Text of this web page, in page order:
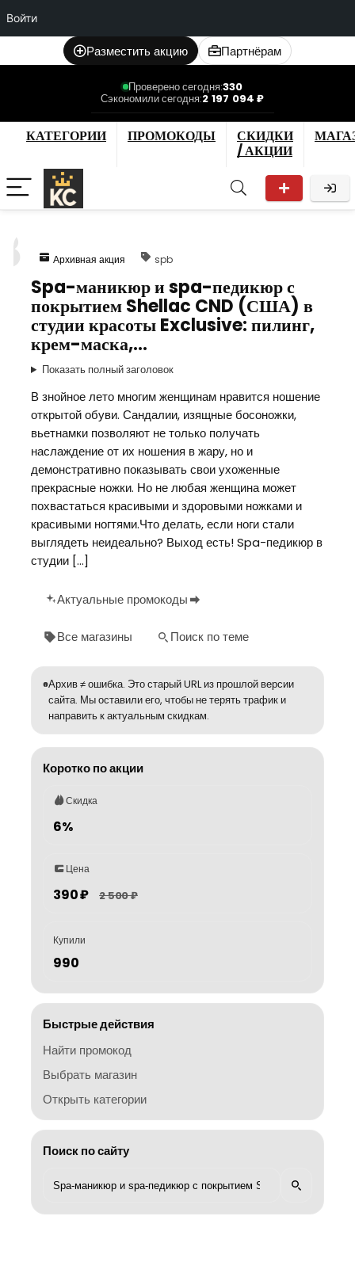
Войти
Разместить акцию Партнёрам
Проверено сегодня:330
Сэкономили сегодня:2 197 094 ₽
КАТЕГОРИИ ПРОМОКОДЫ
СКИДКИ
/ АКЦИИ
Архивная акция spb
Spa-маникюр и spa-педикюр с
покрытием Shellac CND (США) в
студии красоты Exclusive: пилинг,
крем-маска,…
Показать полный заголовок
В знойное лето многим женщинам нравится ношение
открытой обуви. Сандалии, изящные босоножки,
вьетнамки позволяют не только получать
наслаждение от их ношения в жару, но и
демонстративно показывать свои ухоженные
прекрасные ножки. Но не любая женщина может
похвастаться красивыми и здоровыми ножками и
красивыми ногтями.Что делать, если ноги стали
выглядеть неидеально? Выход есть! Spa-педикюр в
студии […]
Актуальные промокоды
Все магазины Поиск по теме
Архив ≠ ошибка. Это старый URL из прошлой версии
сайта. Мы оставили его, чтобы не терять трафик и
направить к актуальным скидкам.
Коротко по акции
Скидка
6%
Цена
390 ₽ 2 500 ₽
Купили
990
Быстрые действия
Найти промокод
Выбрать магазин
Открыть категории
Поиск по сайту